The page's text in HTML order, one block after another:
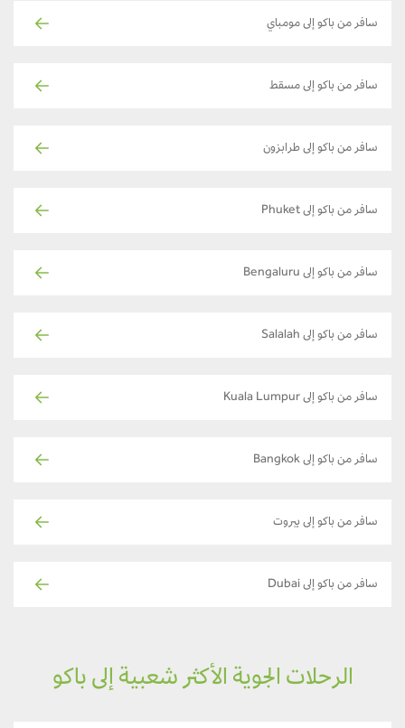
سافر من باكو إلى مومباي
سافر من باكو إلى مسقط
سافر من باكو إلى طرابزون
سافر من باكو إلى Phuket
سافر من باكو إلى Bengaluru
سافر من باكو إلى Salalah
سافر من باكو إلى Kuala Lumpur
سافر من باكو إلى Bangkok
سافر من باكو إلى بيروت
سافر من باكو إلى Dubai
الرحلات الجوية الأكثر شعبية إلى باكو